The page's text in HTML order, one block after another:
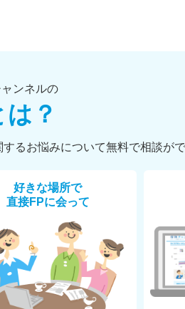
ンネルの
？
るお悩みについて無料で相談が
好きな場所で
直接FPに会って